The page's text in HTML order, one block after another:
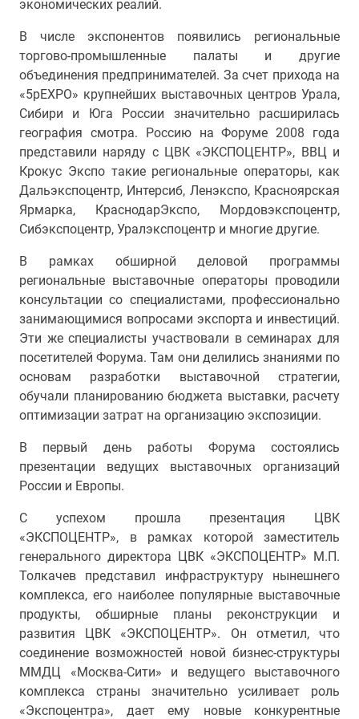
экономических реалий.
В числе экспонентов появились региональные
торгово-промышленные палаты и другие
объединения предпринимателей. За счет прихода на
«5pEXPO» крупнейших выставочных центров Урала,
Сибири и Юга России значительно расширилась
география смотра. Россию на Форуме 2008 года
представили наряду с ЦВК «ЭКСПОЦЕНТР», ВВЦ и
Крокус Экспо такие региональные операторы, как
Дальэкспоцентр, Интерсиб, Ленэкспо, Красноярская
Ярмарка, КраснодарЭкспо, Мордовэкспоцентр,
Сибэкспоцентр, Уралэкспоцентр и многие другие.
В рамках обширной деловой программы
региональные выставочные операторы проводили
консультации со специалистами, профессионально
занимающимися вопросами экспорта и инвестиций.
Эти же специалисты участвовали в семинарах для
посетителей Форума. Там они делились знаниями по
основам разработки выставочной стратегии,
обучали планированию бюджета выставки, расчету
оптимизации затрат на организацию экспозиции.
В первый день работы Форума состоялись
презентации ведущих выставочных организаций
России и Европы.
С успехом прошла презентация ЦВК
«ЭКСПОЦЕНТР», в рамках которой заместитель
генерального директора ЦВК «ЭКСПОЦЕНТР» М.П.
Толкачев представил инфраструктуру нынешнего
комплекса, его наиболее популярные выставочные
продукты, обширные планы реконструкции и
развития ЦВК «ЭКСПОЦЕНТР». Он отметил, что
соединение возможностей новой бизнес-структуры
ММДЦ «Москва-Сити» и ведущего выставочного
комплекса страны значительно усиливает роль
«Экспоцентра», дает ему новые конкурентные